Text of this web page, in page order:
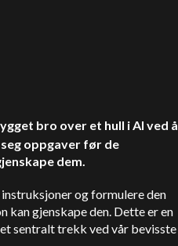
bro over et hull i AI ved å
oppgaver før de
dem.
og formulere den
kan gjenskape den. Dette er en
sentralt trekk ved vår bevisste